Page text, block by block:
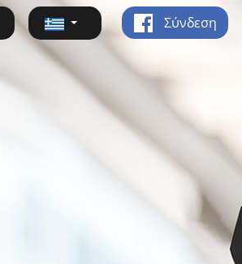
Σύνδεση